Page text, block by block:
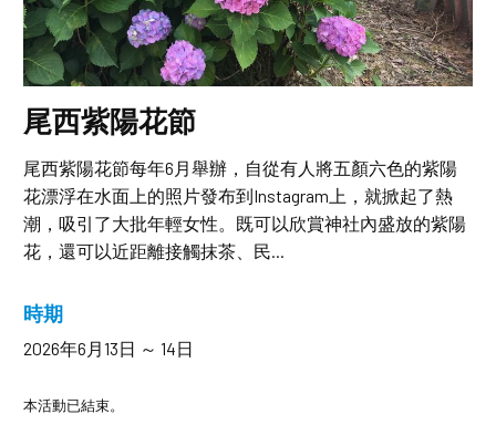
尾西紫陽花節
尾西紫陽花節每年6月舉辦，自從有人將五顏六色的紫陽
花漂浮在水面上的照片發布到Instagram上，就掀起了熱
潮，吸引了大批年輕女性。既可以欣賞神社內盛放的紫陽
花，還可以近距離接觸抹茶、民...
時期
2026年6月13日 ～ 14日
本活動已結束。